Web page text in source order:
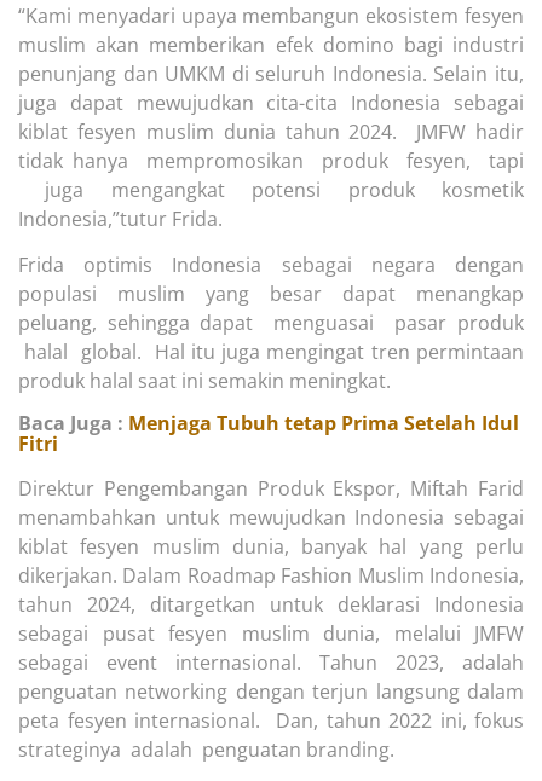
“Kami menyadari upaya membangun ekosistem fesyen
muslim akan memberikan efek domino bagi industri
penunjang dan UMKM di seluruh Indonesia. Selain itu,
juga dapat mewujudkan cita-cita Indonesia sebagai
kiblat fesyen muslim dunia tahun 2024. JMFW hadir
tidak hanya mempromosikan produk fesyen, tapi
juga mengangkat potensi produk kosmetik
Indonesia,”tutur Frida.
Frida optimis Indonesia sebagai negara dengan
populasi muslim yang besar dapat menangkap
peluang, sehingga dapat menguasai pasar produk
halal global. Hal itu juga mengingat tren permintaan
produk halal saat ini semakin meningkat.
Baca Juga : Menjaga Tubuh tetap Prima Setelah Idul
Fitri
Direktur Pengembangan Produk Ekspor, Miftah Farid
menambahkan untuk mewujudkan Indonesia sebagai
kiblat fesyen muslim dunia, banyak hal yang perlu
dikerjakan. Dalam Roadmap Fashion Muslim Indonesia,
tahun 2024, ditargetkan untuk deklarasi Indonesia
sebagai pusat fesyen muslim dunia, melalui JMFW
sebagai event internasional. Tahun 2023, adalah
penguatan networking dengan terjun langsung dalam
peta fesyen internasional. Dan, tahun 2022 ini, fokus
strateginya adalah penguatan branding.